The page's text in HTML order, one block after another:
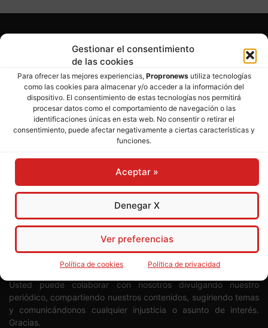
Gestionar el consentimiento
de las cookies
Para ofrecer las mejores experiencias, Propronewsutiliza tecnologías
como las cookies para almacenar y/o acceder a la información del
dispositivo. El consentimiento de estas tecnologías nos permitirá
procesar datos como el comportamiento de navegación o las
identificaciones únicas en esta web. No consentir o retirar el
consentimiento, puede afectar negativamente a ciertas características y
funciones.
Aceptar »
Denegar X
Ver preferencias
Política de cookies Política de privacidad
SOBRE NOSOTROS
José Mª Pagador- Subdirectora:
José María Pagador Otero - Wikipedia
Para preservar nuestra independencia,PROPRONEWSno
admite publicidad ni subvenciones o ayudas públicas o
privadas. Ninguno de nuestros directivos, redactores y
colaboradores percibe remuneración alguna. Realizamos
nuestro trabajo por amor al periodismo, a la verdad y a la
libertad y en solidaridad con la ciudadanía.
Usted puede colaborar con nosotros divulgando nuestro
periódico, compartiendo nuestros contenidos, sugiriendo temas
y comunicándonos cualquier injusticia o asunto de interés.
Gracias.